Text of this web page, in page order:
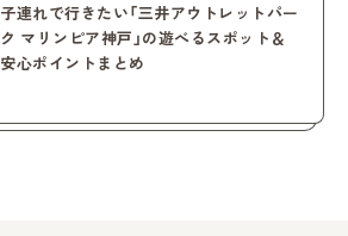
子連れで行きたい「三井アウトレットパー
ク マリンピア神戸」の遊べるスポット＆
安心ポイントまとめ